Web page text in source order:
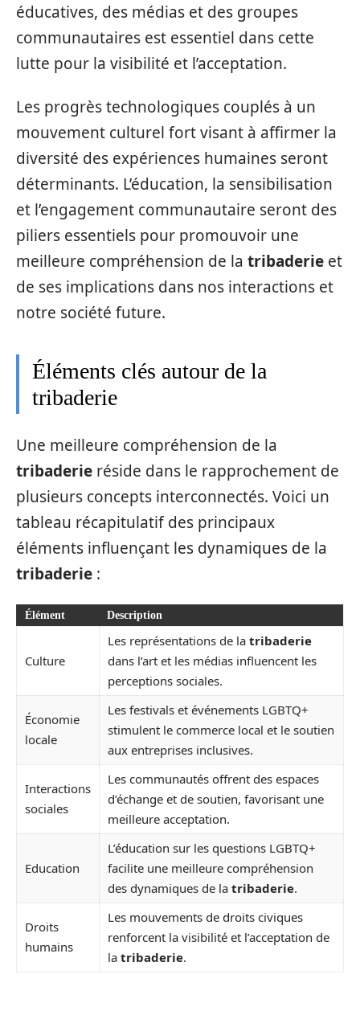
éducatives, des médias et des groupes
communautaires est essentiel dans cette
lutte pour la visibilité et l’acceptation.
Les progrès technologiques couplés à un
mouvement culturel fort visant à affirmer la
diversité des expériences humaines seront
déterminants. L’éducation, la sensibilisation
et l’engagement communautaire seront des
piliers essentiels pour promouvoir une
meilleure compréhension de la tribaderie et
de ses implications dans nos interactions et
notre société future.
Éléments clés autour de la
tribaderie
Une meilleure compréhension de la
tribaderie réside dans le rapprochement de
plusieurs concepts interconnectés. Voici un
tableau récapitulatif des principaux
éléments influençant les dynamiques de la
tribaderie :
Élément Description
Culture
Les représentations de la tribaderie
dans l’art et les médias influencent les
perceptions sociales.
Économie
locale
Les festivals et événements LGBTQ+
stimulent le commerce local et le soutien
aux entreprises inclusives.
Interactions
sociales
Les communautés offrent des espaces
d’échange et de soutien, favorisant une
meilleure acceptation.
Education
L’éducation sur les questions LGBTQ+
facilite une meilleure compréhension
des dynamiques de la tribaderie.
Droits
humains
Les mouvements de droits civiques
renforcent la visibilité et l’acceptation de
la tribaderie.